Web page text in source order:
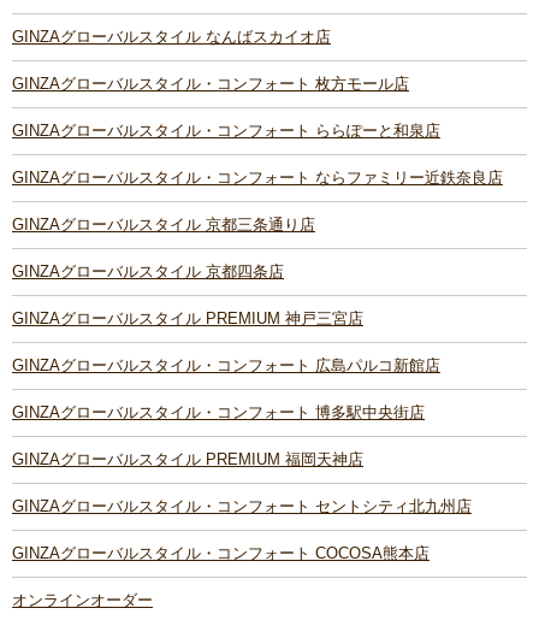
GINZAグローバルスタイル なんばスカイオ店
GINZAグローバルスタイル・コンフォート 枚方モール店
GINZAグローバルスタイル・コンフォート ららぽーと和泉店
GINZAグローバルスタイル・コンフォート ならファミリー近鉄奈良店
GINZAグローバルスタイル 京都三条通り店
GINZAグローバルスタイル 京都四条店
GINZAグローバルスタイル PREMIUM 神戸三宮店
GINZAグローバルスタイル・コンフォート 広島パルコ新館店
GINZAグローバルスタイル・コンフォート 博多駅中央街店
GINZAグローバルスタイル PREMIUM 福岡天神店
GINZAグローバルスタイル・コンフォート セントシティ北九州店
GINZAグローバルスタイル・コンフォート COCOSA熊本店
オンラインオーダー